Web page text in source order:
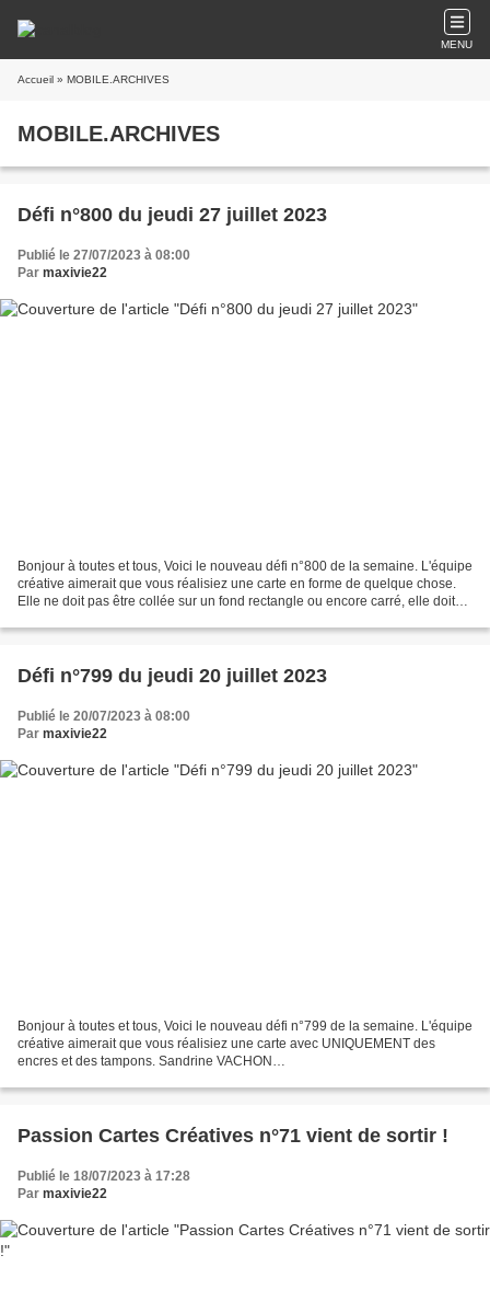
MENU
Accueil » MOBILE.ARCHIVES
MOBILE.ARCHIVES
Défi n°800 du jeudi 27 juillet 2023
Publié le 27/07/2023 à 08:00
Par maxivie22
Bonjour à toutes et tous, Voici le nouveau défi n°800 de la semaine. L'équipe
créative aimerait que vous réalisiez une carte en forme de quelque chose.
Elle ne doit pas être collée sur un fond rectangle ou encore carré, elle doit
Défi n°799 du jeudi 20 juillet 2023
Publié le 20/07/2023 à 08:00
Par maxivie22
Bonjour à toutes et tous, Voici le nouveau défi n°799 de la semaine. L'équipe
créative aimerait que vous réalisiez une carte avec UNIQUEMENT des
encres et des tampons. Sandrine VACHON
http://passionscrap52.over-blog.com/...
Passion Cartes Créatives n°71 vient de sortir !
Publié le 18/07/2023 à 17:28
Par maxivie22